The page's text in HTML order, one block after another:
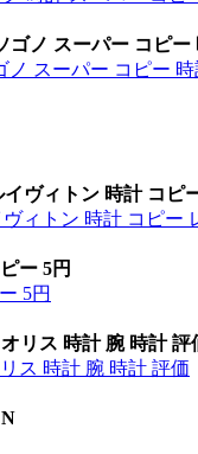
ゴノ スーパー コピー
スーパー コピー 時
ヴィトン 時計 コピ
ィトン 時計 コピー
ー 5円
5円
リス 時計 腕 時計 評
ス 時計 腕 時計 評価